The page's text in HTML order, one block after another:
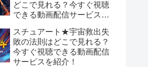
どこで見れる？今すぐ視聴
できる動画配信サービスを
スチュアート★宇宙救出失
敗の法則はどこで見れる？
今すぐ視聴できる動画配信
サービスを紹介！